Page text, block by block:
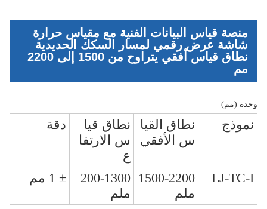
منصة قياس البيانات الفنية مع مقياس حرارة
شاشة عرض رقمي لمسار السكك الحديدية
نطاق قياس أفقي يتراوح من 1500 إلى 2200
مم
وحدة (مم)
نموذج
نطاق القيا
س الأفقي
نطاق قيا
س الارتفا
ع
دقة
LJ-TC-I
1500-2200
ملم
200-1300
ملم
± 1 مم